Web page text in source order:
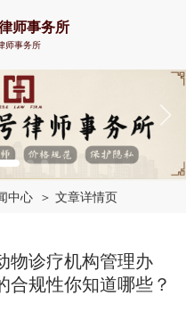
师事务所
师事务所
中心 ＞ 文章详情页
物诊疗机构管理办
合规性你知道哪些？